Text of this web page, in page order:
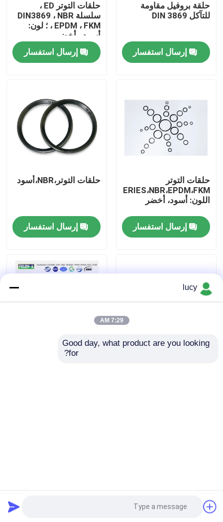
منزل
المنتجات
حول بنا
جولة في المعمل
اتصل بنا
أخبار
حلقات مطاطية
قطع غيار مطاطية مخصصة
حلقة بروفيل مقاومة
للتآكل DIN 3869
إرسال استفسار
حلقات التوتر ED ،
سلسلة DIN3869 ، NBR
، EPDM ، FKM ؛ لون:
أسود ، أخضر
إرسال استفسار
حلقات التوتر
اللون: أسود، أخضر
إرسال استفسار
حلقات التوتر،NBR،أسود
إرسال استفسار
حلقات بروفيل هيدروليكية
Jiangsu Kunyuan Rubber & Plastic Technology
lucy
7:29 AM
Good day, what product are you looking
for?